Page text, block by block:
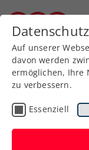
Zurück
Turniere
ATP
Auf unserer
davon werden
ermöglichen, Ihre
zu verbessern.
Essenziell